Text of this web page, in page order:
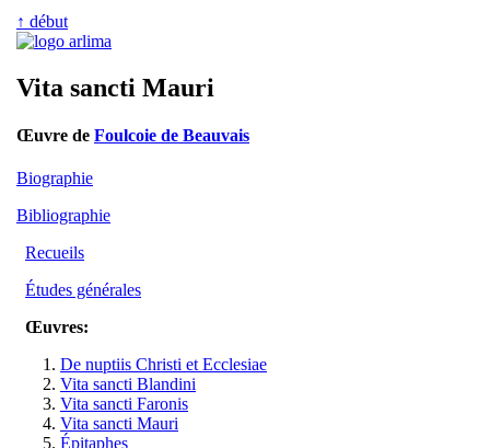
↑ début
Vita sancti Mauri
Œuvre de Foulcoie de Beauvais
Biographie
Bibliographie
Recueils
Études générales
Œuvres:
De nuptiis Christi et Ecclesiae
Vita sancti Blandini
Vita sancti Faronis
Vita sancti Mauri
Épitaphes